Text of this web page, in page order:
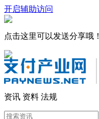
开启辅助访问
点击这里可以发送分享哦！
资讯 资料 法规